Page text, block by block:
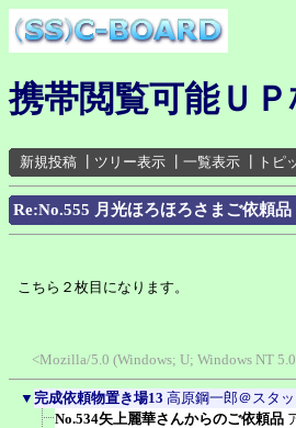
携帯閲覧可能Ｕ
新規投稿 ツリー表示 一覧表示 トピ
Re:No.555 月光ほろほろさまご依頼品
こちら２枚目になります。
<Mozilla/5.0 (Windows; U; Windows NT
▼ 完成依頼物置き場13 高原鋼一郎＠スタ
No.534矢上麗華さんからのご依頼品